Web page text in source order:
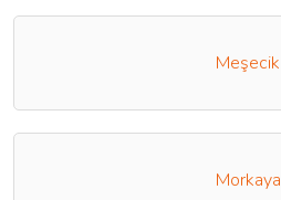
Meşecik
Morkaya